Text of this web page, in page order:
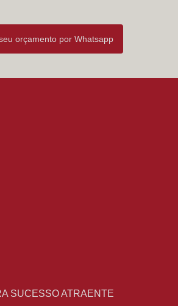
orçamento por Whatsapp
SUCESSO ATRAENTE